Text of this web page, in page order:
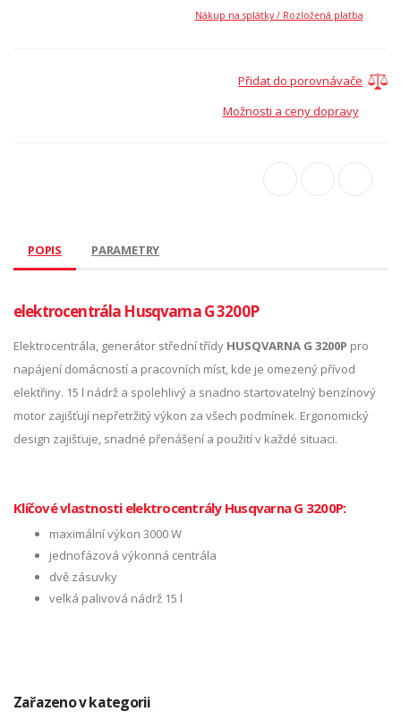
Nákup na splátky / Rozložená platba
Přidat do porovnávače
Možnosti a ceny dopravy
POPIS PARAMETRY
elektrocentrála Husqvarna G 3200P
Elektrocentrála, generátor střední třídy HUSQVARNA G 3200P pro
napájení domácností a pracovních míst, kde je omezený přívod
elektřiny. 15 l nádrž a spolehlivý a snadno startovatelný benzínový
motor zajišťují nepřetržitý výkon za všech podmínek. Ergonomický
design zajišťuje, snadné přenášení a použití v každé situaci.
Klíčové vlastnosti elektrocentrály Husqvarna G 3200P:
maximální výkon 3000 W
jednofázová výkonná centrála
dvě zásuvky
velká palivová nádrž 15 l
Zařazeno v kategorii